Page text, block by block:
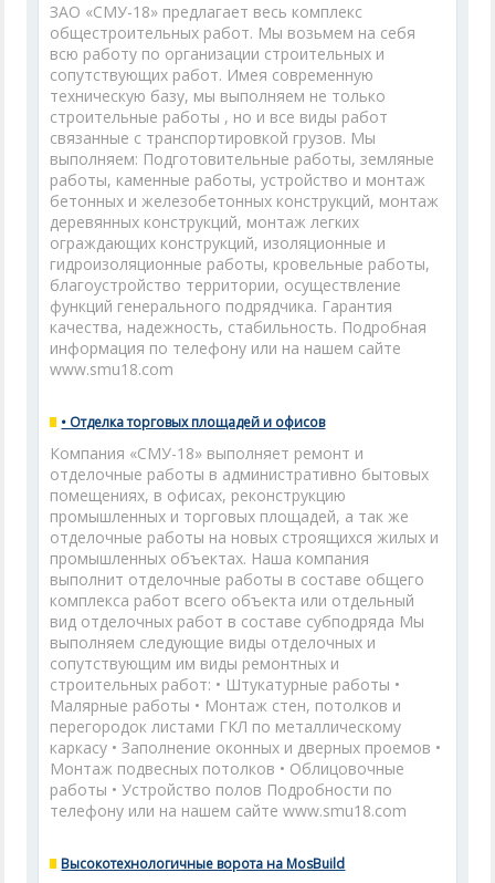
ЗАО «СМУ-18» предлагает весь комплекс
общестроительных работ. Мы возьмем на себя
всю работу по организации строительных и
сопутствующих работ. Имея современную
техническую базу, мы выполняем не только
строительные работы , но и все виды работ
связанные с транспортировкой грузов. Мы
выполняем: Подготовительные работы, земляные
работы, каменные работы, устройство и монтаж
бетонных и железобетонных конструкций, монтаж
деревянных конструкций, монтаж легких
ограждающих конструкций, изоляционные и
гидроизоляционные работы, кровельные работы,
благоустройство территории, осуществление
функций генерального подрядчика. Гарантия
качества, надежность, стабильность. Подробная
информация по телефону или на нашем сайте
www.smu18.com
• Отделка торговых площадей и офисов
Компания «СМУ-18» выполняет ремонт и
отделочные работы в административно бытовых
помещениях, в офисах, реконструкцию
промышленных и торговых площадей, а так же
отделочные работы на новых строящихся жилых и
промышленных объектах. Наша компания
выполнит отделочные работы в составе общего
комплекса работ всего объекта или отдельный
вид отделочных работ в составе субподряда Мы
выполняем следующие виды отделочных и
сопутствующим им виды ремонтных и
строительных работ: • Штукатурные работы •
Малярные работы • Монтаж стен, потолков и
перегородок листами ГКЛ по металлическому
каркасу • Заполнение оконных и дверных проемов •
Монтаж подвесных потолков • Облицовочные
работы • Устройство полов Подробности по
телефону или на нашем сайте www.smu18.com
Высокотехнологичные ворота на MosBuild